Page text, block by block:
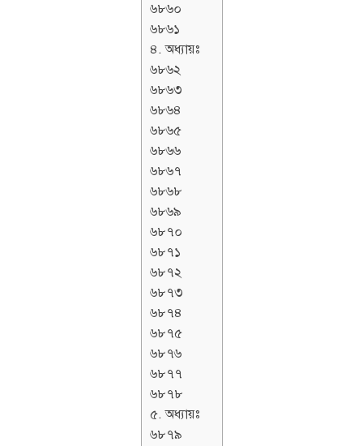
৬৮৬০
৬৮৬১
৪. অধ্যায়ঃ
৬৮৬২
৬৮৬৩
৬৮৬৪
৬৮৬৫
৬৮৬৬
৬৮৬৭
৬৮৬৮
৬৮৬৯
৬৮৭০
৬৮৭১
৬৮৭২
৬৮৭৩
৬৮৭৪
৬৮৭৫
৬৮৭৬
৬৮৭৭
৬৮৭৮
৫. অধ্যায়ঃ
৬৮৭৯